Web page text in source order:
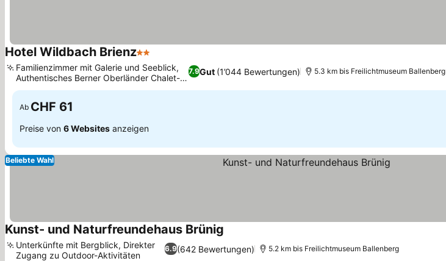
Hotel Wildbach Brienz2 Sterne
7.9Gut (1’044 Bewertungen)
Familienzimmer mit Galerie und Seeblick,
Authentisches Berner Oberländer Chalet-
Design
5.3 km bis Freilichtmuseum Ballenberg
Ab CHF 61
Preise von 6 Websites anzeigen
Beliebte Wahl
Kunst- und Naturfreundehaus Brünig
6.9(642 Bewertungen)
Unterkünfte mit Bergblick, Direkter
Zugang zu Outdoor-Aktivitäten
5.2 km bis Freilichtmuseum Ballenberg